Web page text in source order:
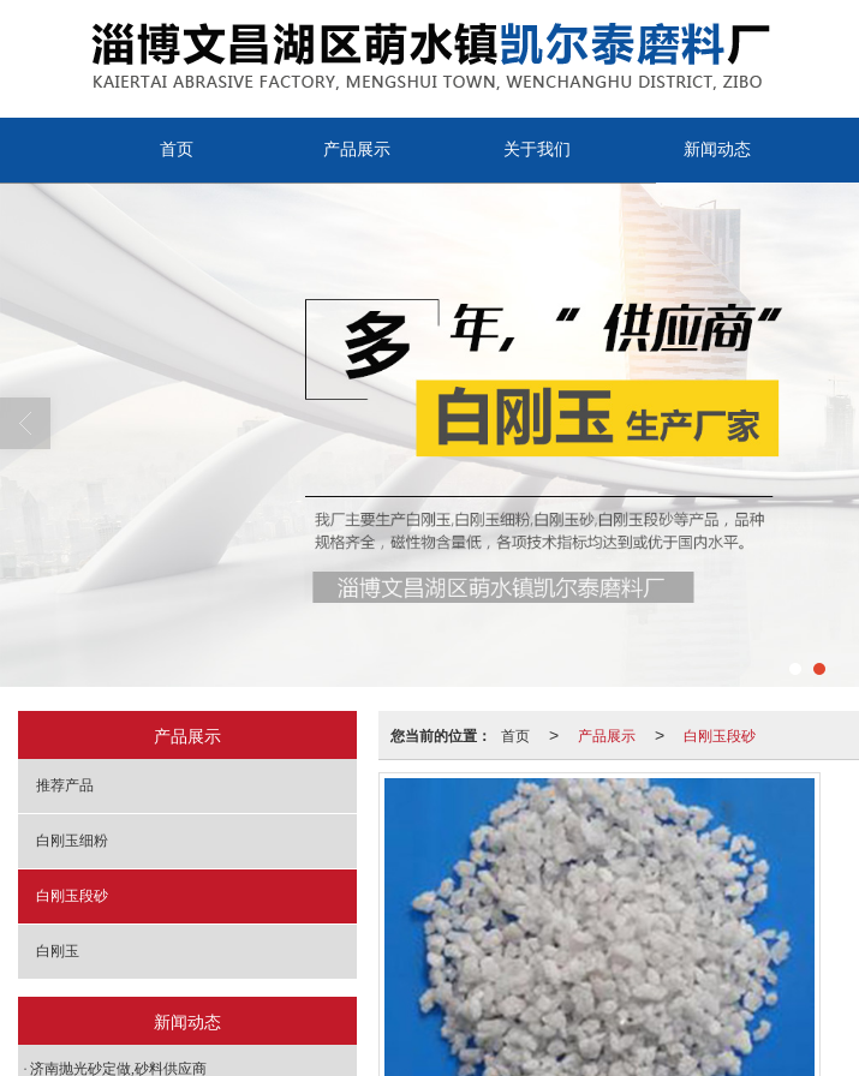
首页 产品展示 关于我们 新闻动态
您当前的位置： 首页 > 产品展示 > 白刚玉段砂
产品展示
推荐产品
白刚玉细粉
白刚玉段砂
白刚玉
新闻动态
济南抛光砂定做,砂料供应商